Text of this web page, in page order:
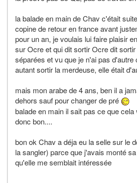
la balade en main de Chav c'était
copine de retour en france avant
pour un an, je voulais lui faire plaisir
sur Ocre et qui dit sortir Ocre dit
séparées et vu que je n'ai pas d'autre
autant sortir la merdeuse, elle était
mais mon arabe de 4 ans, ben il a
dehors sauf pour changer de pré
balade en main il sait pas ce que cela
donc bon....
bon ok Chav a déja eu la selle sur le
la sangler) parce que j'avais monté
qu'elle me semblait intéressée